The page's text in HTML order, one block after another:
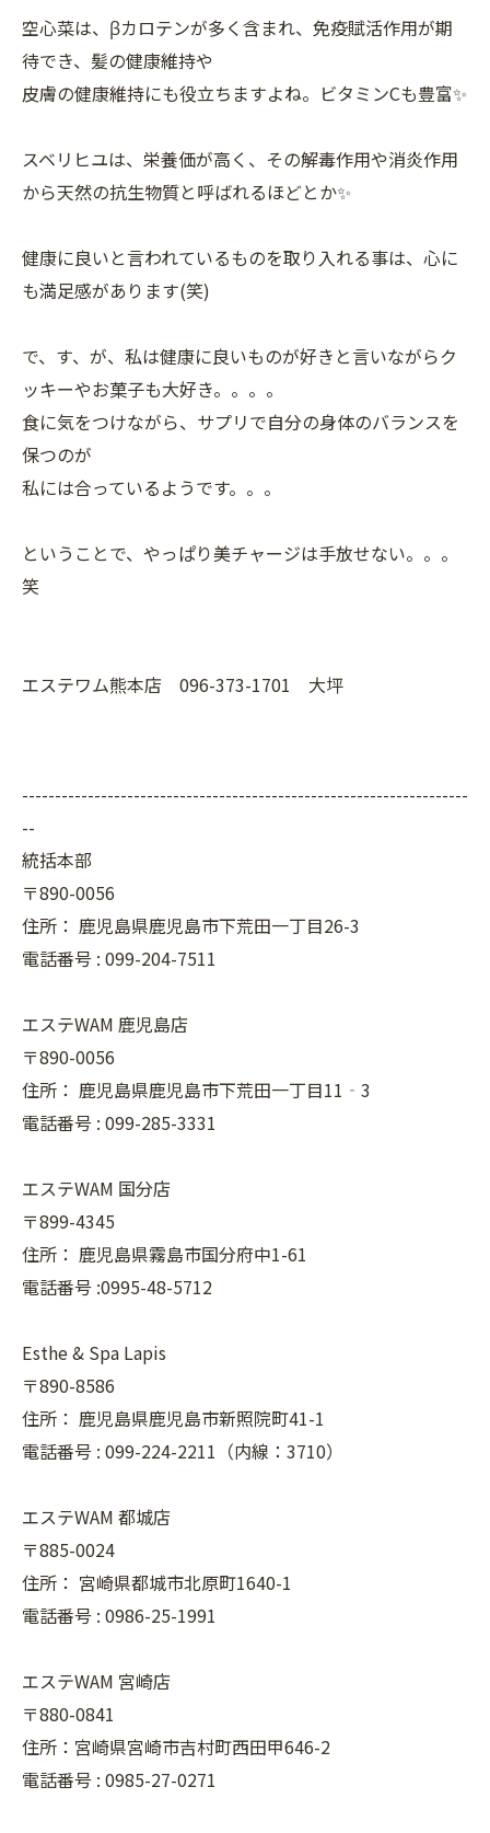
空心菜は、βカロテンが多く含まれ、免疫賦活作用が期
待でき、髪の健康維持や
皮膚の健康維持にも役立ちますよね。ビタミンCも豊富✨
スベリヒユは、栄養価が高く、その解毒作用や消炎作用
から天然の抗生物質と呼ばれるほどとか✨
健康に良いと言われているものを取り入れる事は、心に
も満足感があります(笑)
で、す、が、私は健康に良いものが好きと言いながらク
ッキーやお菓子も大好き。。。。
食に気をつけながら、サプリで自分の身体のバランスを
保つのが
私には合っているようです。。。
ということで、やっぱり美チャージは手放せない。。。
笑
エステワム熊本店 096-373-1701 大坪
--------------------------------------------------------------------
--
統括本部
〒890-0056
住所： 鹿児島県鹿児島市下荒田一丁目26-3
電話番号 : 099-204-7511
エステWAM 鹿児島店
〒890-0056
住所： 鹿児島県鹿児島市下荒田一丁目11‐3
電話番号 : 099-285-3331
エステWAM 国分店
〒899-4345
住所： 鹿児島県霧島市国分府中1-61
電話番号 :0995-48-5712
Esthe & Spa Lapis
〒890-8586
住所： 鹿児島県鹿児島市新照院町41-1
電話番号 : 099-224-2211（内線：3710）
エステWAM 都城店
〒885-0024
住所： 宮崎県都城市北原町1640-1
電話番号 : 0986-25-1991
エステWAM 宮崎店
〒880-0841
住所：宮崎県宮崎市吉村町西田甲646-2
電話番号 : 0985-27-0271